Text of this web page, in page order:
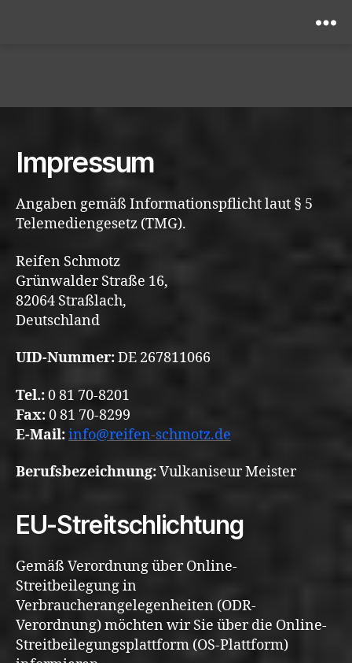
Impressum
Angaben gemäß Informationspflicht laut § 5
Telemediengesetz (TMG).
Reifen Schmotz
Grünwalder Straße 16,
82064 Straßlach,
Deutschland
UID-Nummer:DE 267811066
Tel.:0 81 70-8201
Fax:0 81 70-8299
E-Mail:info@reifen-schmotz.de
Berufsbezeichnung:Vulkaniseur Meister
EU-Streitschlichtung
Gemäß Verordnung über Online-
Streitbeilegung in
Verbraucherangelegenheiten (ODR-
Verordnung) möchten wir Sie über die Online-
Streitbeilegungsplattform (OS-Plattform)